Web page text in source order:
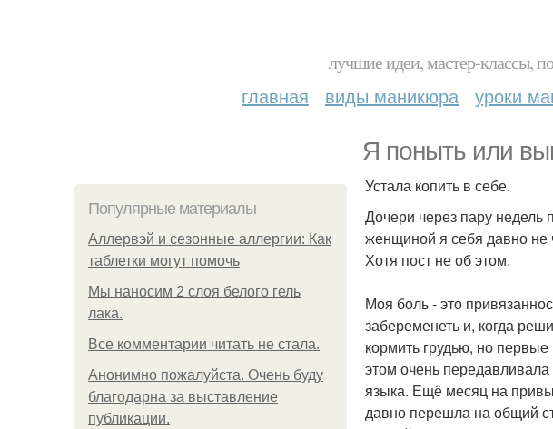
лучшие идеи, мастер-классы,
главная виды маникюра уроки
Я поныть или
Популярные материалы
Аллервэй и сезонные аллергии: Как
таблетки могут помочь
Мы наносим 2 слоя белого гель
лака.
Все комментарии читать не стала.
Анонимно пожалуйста. Очень буду
благодарна за выставление
публикации.
Устала копить в себе.
Дочери через пару недель
женщиной я себя давно не
Хотя пост не об этом.
Моя боль - это
забеременеть и, когда
кормить грудью, но
этом очень
языка. Ещё месяц на
давно перешла на общий